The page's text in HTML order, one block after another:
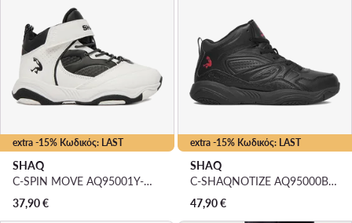
extra -15% Κωδικός: LAST
SHAQ
C-SPIN MOVE AQ95001Y-WZ · Μπασκετικά Παπούτσια
37,90€
extra -15% Κωδικός: LAST
SHAQ
C-SHAQNOTIZE AQ95000B-B · Μπασκετικά Παπούτσια
47,90€